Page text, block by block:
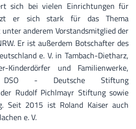
sich bei vielen Einrichtungen für
er sich stark für das Thema
unter anderem Vorstandsmitglied der
Er ist außerdem Botschafter des
e. V. in Tambach-Dietharz,
Kinderdörfer und Familienwerke,
- Deutsche Stiftung
Rudolf Pichlmayr Stiftung sowie
Seit 2015 ist Roland Kaiser auch
e. V.